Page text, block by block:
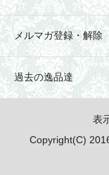
メルマガ登録・解除
過去の逸品達
表
Copyright(C)